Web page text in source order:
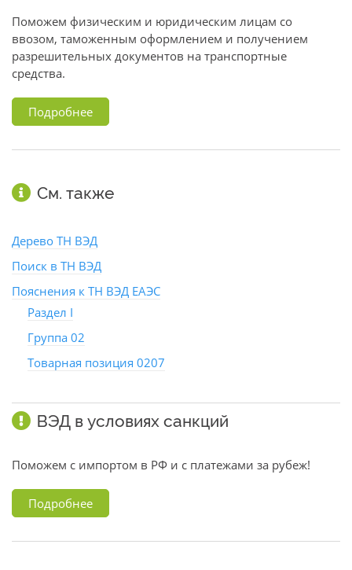
Поможем физическим и юридическим лицам со
ввозом, таможенным оформлением и получением
разрешительных документов на транспортные
средства.
Подробнее
См. также
Дерево ТН ВЭД
Поиск в ТН ВЭД
Пояснения к ТН ВЭД ЕАЭС
Раздел I
Группа 02
Товарная позиция 0207
ВЭД в условиях санкций
Поможем с импортом в РФ и с платежами за рубеж!
Подробнее